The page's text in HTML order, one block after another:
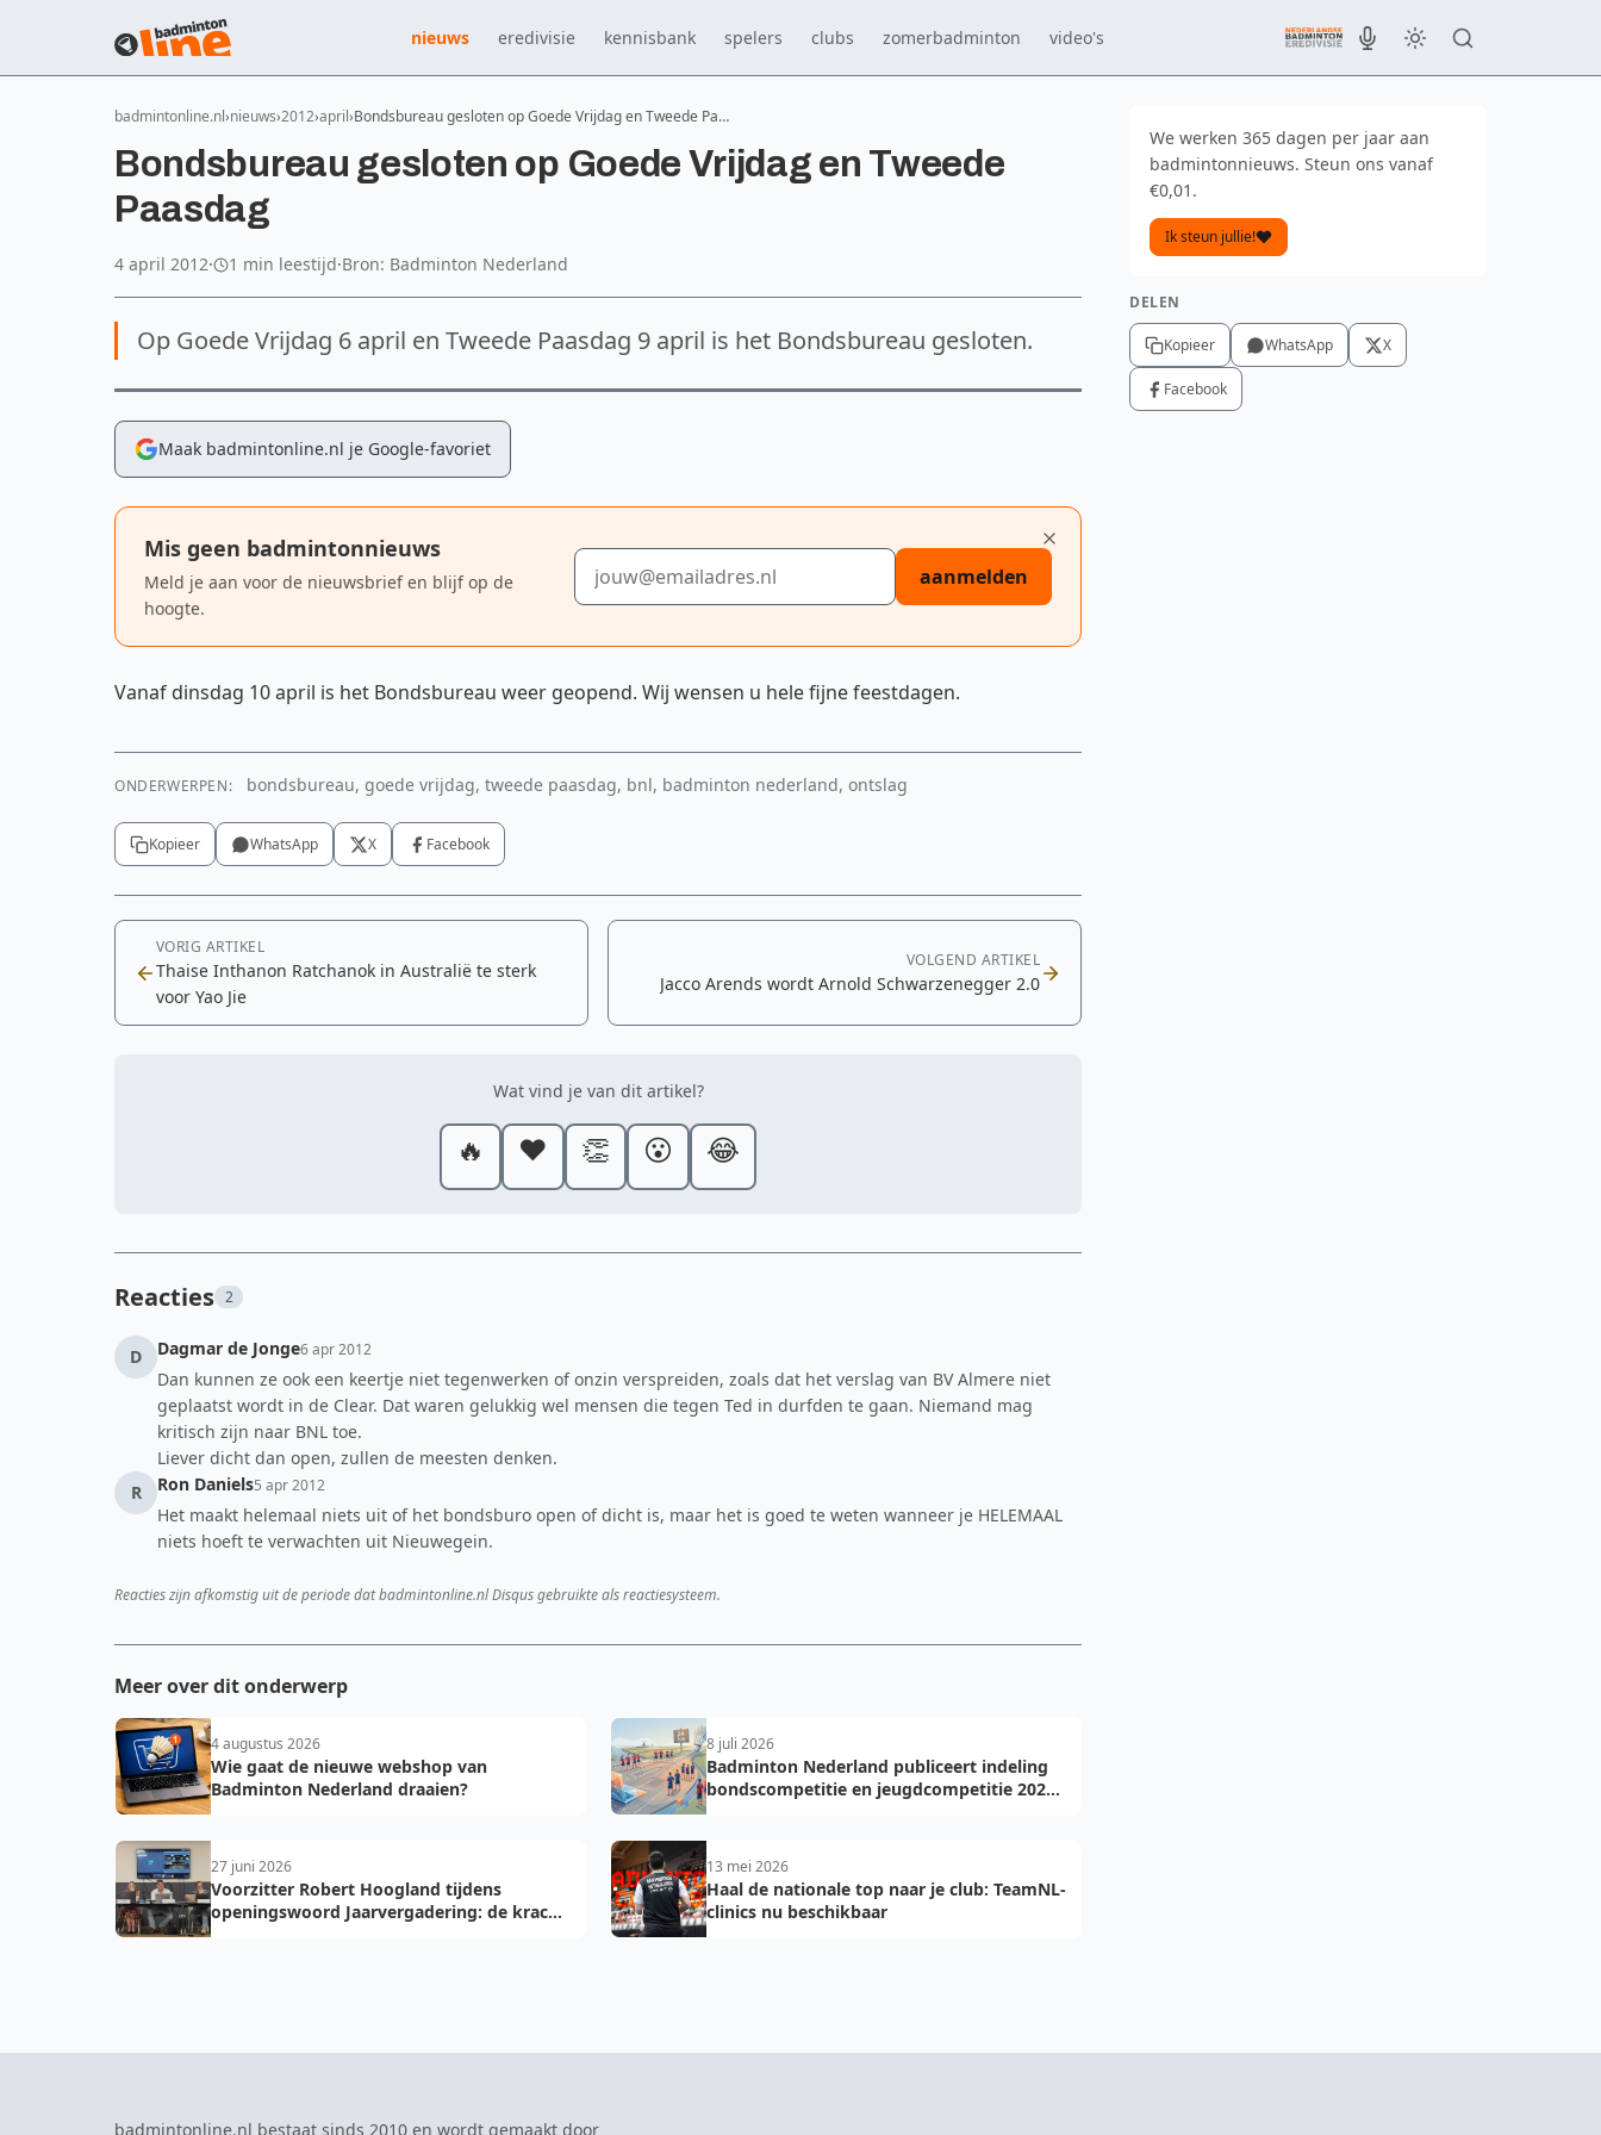
nieuws eredivisie kennisbank spelers clubs zomerbadminton video's
badmintonline.nl nieuws 2012 april Bondsbureau gesloten op Goede Vrijdag en Tweede Pa…
Bondsbureau gesloten op Goede Vrijdag en Tweede
Paasdag
4 april 2012· 1 min leestijd·Bron: Badminton Nederland
Op Goede Vrijdag 6 april en Tweede Paasdag 9 april is het Bondsbureau gesloten.
Maak badmintonline.nl je Google-favoriet
Mis geen badmintonnieuws
Meld je aan voor de nieuwsbrief en blijf op de
hoogte.
E-mailadres
aanmelden
Vanaf dinsdag 10 april is het Bondsbureau weer geopend. Wij wensen u hele fijne feestdagen.
ONDERWERPEN: bondsbureau, goede vrijdag, tweede paasdag, bnl, badminton nederland, ontslag
Kopieer WhatsApp X Facebook
VORIG ARTIKEL
Thaise Inthanon Ratchanok in Australië te sterk
voor Yao Jie
VOLGEND ARTIKEL
Jacco Arends wordt Arnold Schwarzenegger 2.0
Wat vind je van dit artikel?
🔥 ❤️ 👏 😮 😂
Reacties 2
D Dagmar de Jonge6 apr 2012
Dan kunnen ze ook een keertje niet tegenwerken of onzin verspreiden, zoals dat het verslag van BV Almere niet
geplaatst wordt in de Clear. Dat waren gelukkig wel mensen die tegen Ted in durfden te gaan. Niemand mag
kritisch zijn naar BNL toe.
Liever dicht dan open, zullen de meesten denken.
R
Ron Daniels5 apr 2012
Het maakt helemaal niets uit of het bondsburo open of dicht is, maar het is goed te weten wanneer je HELEMAAL
niets hoeft te verwachten uit Nieuwegein.
Reacties zijn afkomstig uit de periode dat badmintonline.nl Disqus gebruikte als reactiesysteem.
Meer over dit onderwerp
4 augustus 2026
Wie gaat de nieuwe webshop van
Badminton Nederland draaien?
8 juli 2026
Badminton Nederland publiceert indeling
bondscompetitie en jeugdcompetitie 2026-
27 juni 2026
Voorzitter Robert Hoogland tijdens
openingswoord Jaarvergadering: de kracht
13 mei 2026
Haal de nationale top naar je club: TeamNL-
clinics nu beschikbaar
We werken 365 dagen per jaar aan
badmintonnieuws. Steun ons vanaf
€0,01.
Ik steun jullie!
DELEN
Kopieer WhatsApp X
Facebook
badmintonline.nl bestaat sinds 2010 en wordt gemaakt door